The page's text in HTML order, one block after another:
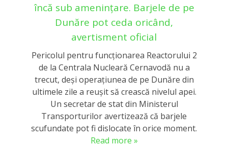
încă sub amenințare. Barjele de pe
Dunăre pot ceda oricând,
avertisment oficial
Pericolul pentru funcționarea Reactorului 2
de la Centrala Nucleară Cernavodă nu a
trecut, deși operațiunea de pe Dunăre din
ultimele zile a reușit să crească nivelul apei.
Un secretar de stat din Ministerul
Transporturilor avertizează că barjele
scufundate pot fi dislocate în orice moment.
Read more »